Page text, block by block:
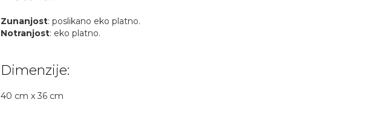
Zunanjost: poslikano eko platno.
Notranjost: eko platno.
Dimenzije:
40 cm x 36 cm